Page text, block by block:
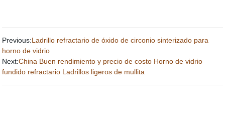
Previous:Ladrillo refractario de óxido de circonio sinterizado para
horno de vidrio
Next:China Buen rendimiento y precio de costo Horno de vidrio
fundido refractario Ladrillos ligeros de mullita